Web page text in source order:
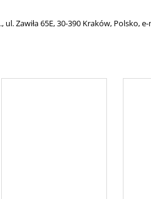
ul. Zawiła 65E, 30-390 Kraków, Polsko,